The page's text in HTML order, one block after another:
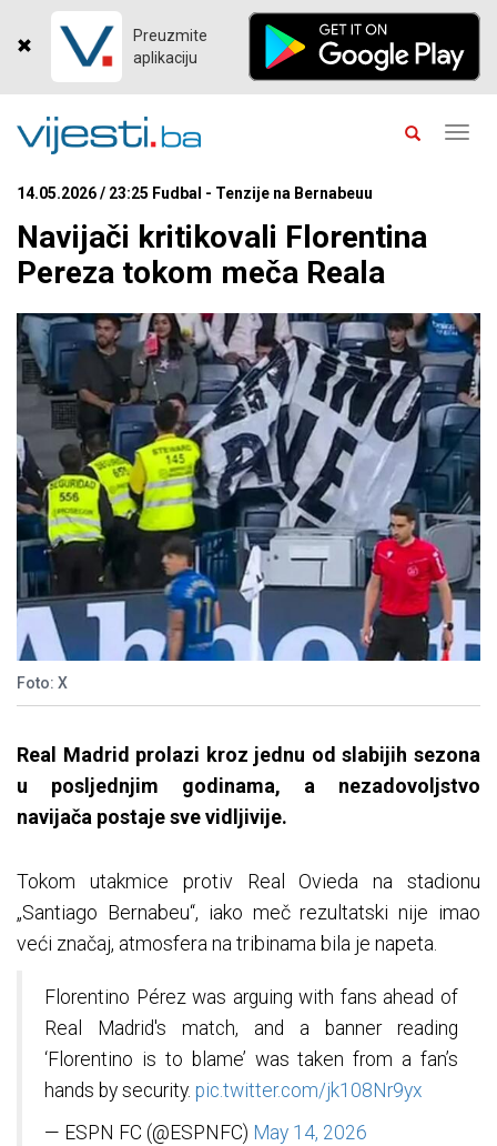
Preuzmite
aplikaciju
14.05.2026 / 23:25 Fudbal - Tenzije na Bernabeuu
Navijači kritikovali Florentina
Pereza tokom meča Reala
Foto: X
Real Madrid prolazi kroz jednu od slabijih sezona
u posljednjim godinama, a nezadovoljstvo
navijača postaje sve vidljivije.
Tokom utakmice protiv Real Ovieda na stadionu
„Santiago Bernabeu“, iako meč rezultatski nije imao
veći značaj, atmosfera na tribinama bila je napeta.
Florentino Pérez was arguing with fans ahead of
Real Madrid's match, and a banner reading
‘Florentino is to blame’ was taken from a fan’s
hands by security. pic.twitter.com/jk108Nr9yx
— ESPN FC (@ESPNFC) May 14, 2026